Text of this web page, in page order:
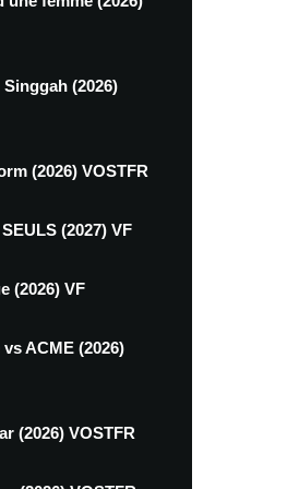
(2026)
(2026) VOSTFR
(2027) VF
(2026) VF
ACME (2026)
(2026) VOSTFR